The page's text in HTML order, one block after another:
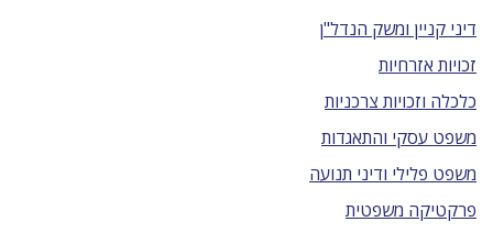
דיני קניין ומשק הנדל"ן
זכויות אזרחיות
כלכלה וזכויות צרכניות
משפט עסקי והתאגדות
משפט פלילי ודיני תנועה
פרקטיקה משפטית